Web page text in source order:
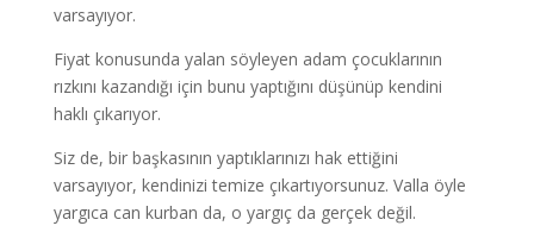
varsayıyor.
Fiyat konusunda yalan söyleyen adam çocuklarının
rızkını kazandığı için bunu yaptığını düşünüp kendini
haklı çıkarıyor.
Siz de, bir başkasının yaptıklarınızı hak ettiğini
varsayıyor, kendinizi temize çıkartıyorsunuz. Valla öyle
yargıca can kurban da, o yargıç da gerçek değil.